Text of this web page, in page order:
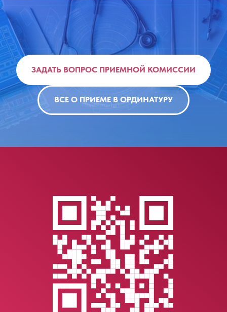
ЗАДАТЬ ВОПРОС ПРИЕМНОЙ КОМИССИИ
ВСЕ О ПРИЕМЕ В ОРДИНАТУРУ
LET'S GO!